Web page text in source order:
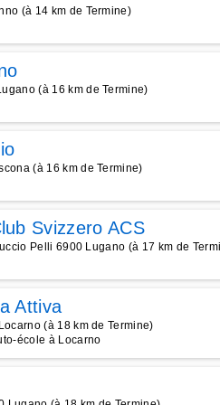
(à 14 km de Termine)
(à 16 km de Termine)
(à 16 km de Termine)
Svizzero ACS
Pelli 6900 Lugano (à 17 km de
Attiva
(à 18 km de Termine)
école à Locarno